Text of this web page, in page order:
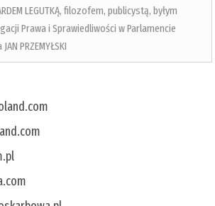
LEGUTKĄ, filozofem, publicystą, byłym
Prawa i Sprawiedliwości w Parlamencie
PRZEMYŁSKI